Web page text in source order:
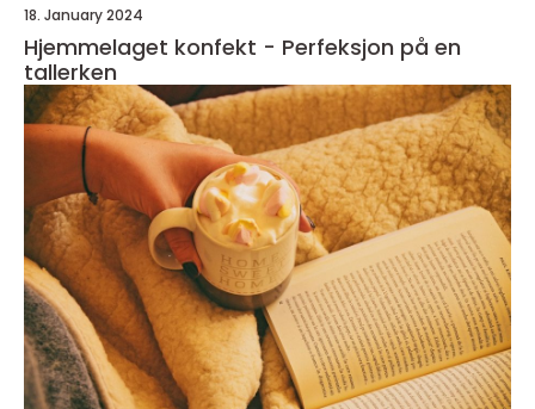
18. January 2024
Hjemmelaget konfekt - Perfeksjon på en
tallerken